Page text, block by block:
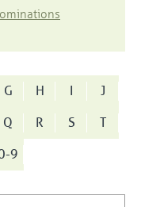
G H I
J
Q R S
T
9